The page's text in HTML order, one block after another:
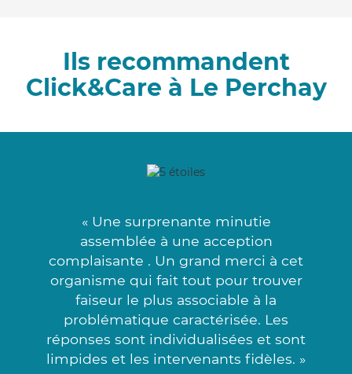
Ils recommandent
Click&Care à Le Perchay
« Une surprenante minutie
assemblée à une acception
complaisante . Un grand merci à cet
organisme qui fait tout pour trouver
faiseur le plus associable à la
problématique caractérisée. Les
réponses sont individualisées et sont
limpides et les intervenants fidèles. »